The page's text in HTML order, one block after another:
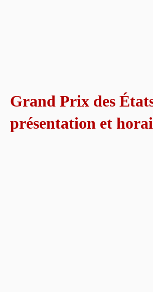
Grand Prix des
présentation et